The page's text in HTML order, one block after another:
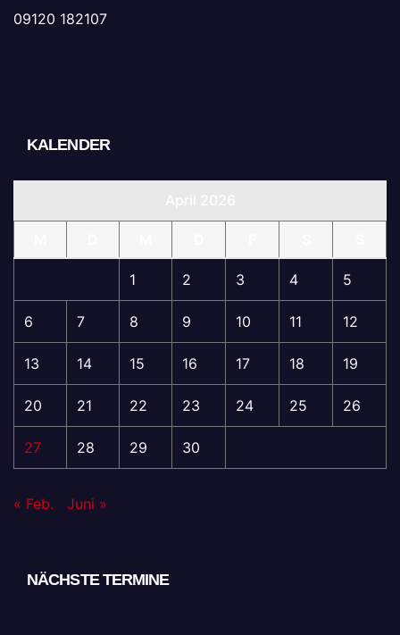
09120 182107
KALENDER
1 2 3 4 5
6 7 8 9 10 11 12
13 14 15 16 17 18 19
20 21 22 23 24 25 26
27 28 29 30
« Feb. Juni »
NÄCHSTE TERMINE